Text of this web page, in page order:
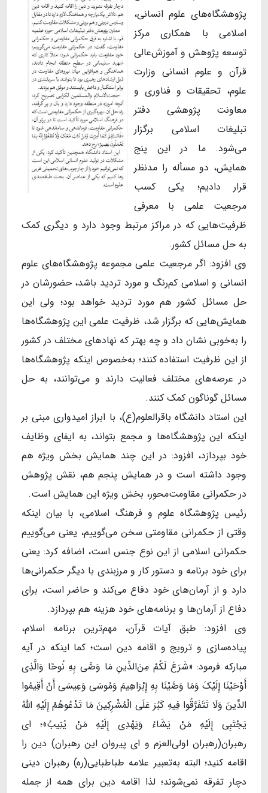
پژوهشگاه‌های علوم انسانی،
اسلامی با همکاری مرکز
توسعه پژوهش و آموزش‌عالی
قرآن و علوم انسانی وزارت
علوم، تحقیقات و فناوری و
معاونت پژوهشی دفتر
تبلیغات اسلامی برگزار
می‌شود. ما در این پنج
همایش، دو مسأله را مدنظر
قرار دادیم؛ یکی کسب
مرجعیت علمی با معرفی
ظرفیت‌هایی که در مراکز مرتبط وجود دارد و دیگری کمک
به حل مسائل کشور.
وی افزود: اگر مرجعیت علمی مجموعه پژوهشگاه‌های علوم
انسانی و اسلامی کم‌رنگ و مورد تردید باشد، حضورشان در
حل مسائل کشور هم مورد تردید خواهد بود؛ ولی این
همایش‌هایی که برگزار شد، ظرفیت علمی این پژوهشگاه‌ها
را به‌خوبی نشان داد و چه بهتر که نهادهای مختلف در کشور
از این ظرفیت استفاده کنند؛ به‌خصوص اینکه پژوهشگاه‌ها
در عرصه‌های مختلف فعالیت دارند و می‌توانند، به حل
مسائل گوناگون کمک کنند.
این استاد دانشگاه باقرالعلوم(ع)، با ابراز امیدواری مبنی بر
اینکه این پژوهشگاه‌ها و مجمع بتواند، به ایفای وظایف
خود بپردازد، افزود: در این چند همایش بخش ویژه هم
وجود داشته است و در همایش پنجم هم، نقش پژوهش
در حکمرانی مقاومت‌محور، بخش ویژه این همایش است.
رئیس پژوهشگاه علوم و فرهنگ اسلامی، با بیان اینکه
وقتی از حکمرانی مقاومتی سخن می‌گوییم، یعنی می‌گوییم
حکمرانی اسلامی از این نوع جنس است، اضافه کرد: یعنی
برای خود برنامه و دستور کار و مرزبندی با دیگر حکمرانی‌ها
دارد و از آرمان‌های خود دفاع می‌کند و حاضر است، برای
دفاع از آرمان‌ها و برنامه‌های خود هزینه هم بپردازد.
وی افزود: طبق آیات قرآن، مهم‌ترین برنامه اسلام،
پیاده‌سازی و ترویج و اقامه دین است؛ کما اینکه در آیه
مبارکه فرمود: «شَرَعَ لَکُمْ مِنَ‌الدِّینِ مَا وَصَّی بِهِ نُوحًا وَالَّذِی
أَوْحَیْنَا إِلَیْکَ وَمَا وَصَّیْنَا بِهِ إِبْرَاهِیمَ وَمُوسَی وَعِیسَی أَنْ أَقِیمُوا
الدِّینَ وَلَا تَتَفَرَّقُوا فِیهِ کَبُرَ عَلَی الْمُشْرِکِینَ مَا تَدْعُوهُمْ إِلَیْهِ اللَّهُ
یَجْتَبِی إِلَیْهِ مَنْ یَشَاءُ وَیَهْدِی إِلَیْهِ مَنْ یُنِیبُ»؛ ای
رهبران(رهبران اولی‌العزم و ای پیروان این رهبران) دین را
اقامه کنید؛ البته به‌تعبیر علامه طباطبایی(ره) رهبران دینی
دچار تفرقه نمی‌شوند؛ لذا اقامه دین برای همه از جمله